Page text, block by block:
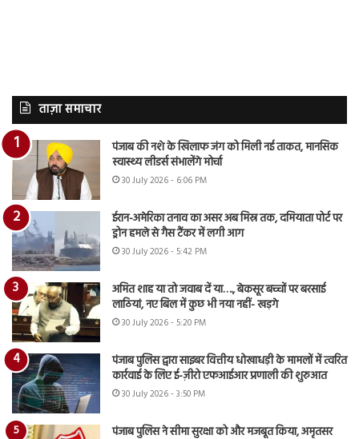
ताज़ा समाचार
पंजाब की नशे के खिलाफ जंग को मिली नई ताकत, मानसिक
स्वास्थ्य लीडर्स संभालेंगे मोर्चा
30 July 2026 - 6:06 PM
ईरान-अमेरिका तनाव का असर अब मिस्र तक, दमियाता पोर्ट पर
ड्रोन हमले से गैस टैंकर में लगी आग
30 July 2026 - 5:42 PM
अमित शाह या तो जवाब दें या…., बेकसूर बच्चों पर बरसाई
लाठियां, नए बिल में कुछ भी नया नहीं- खड़गे
30 July 2026 - 5:20 PM
पंजाब पुलिस द्वारा साइबर वित्तीय धोखाधड़ी के मामलों में त्वरित
कार्रवाई के लिए ई-ज़ीरो एफआईआर प्रणाली की शुरुआत
30 July 2026 - 3:50 PM
पंजाब पुलिस ने सीमा सुरक्षा को और मजबूत किया, अमृतसर